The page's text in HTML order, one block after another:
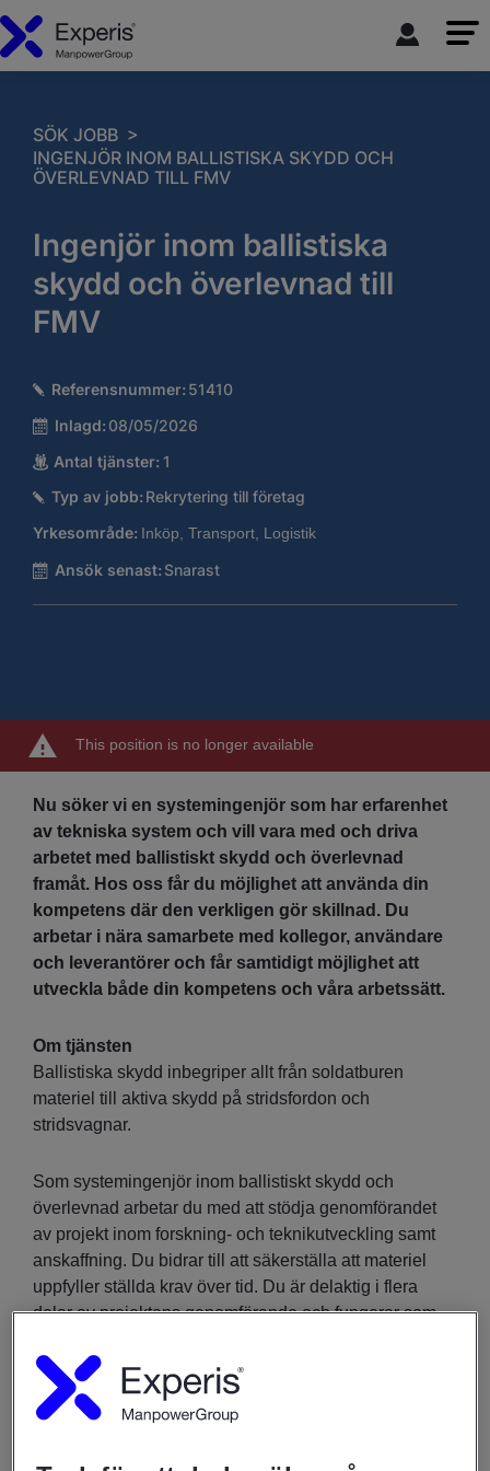
SÖK JOBB >
INGENJÖR INOM BALLISTISKA SKYDD OCH
ÖVERLEVNAD TILL FMV
Ingenjör inom ballistiska
skydd och överlevnad till
FMV
Referensnummer: 51410
Inlagd: 08/05/2026
Antal tjänster: 1
Typ av jobb: Rekrytering till företag
Yrkesområde: Inköp, Transport, Logistik
Ansök senast: Snarast
This position is no longer available
Nu söker vi en systemingenjör som har erfarenhet
av tekniska system och vill vara med och driva
arbetet med ballistiskt skydd och överlevnad
framåt. Hos oss får du möjlighet att använda din
kompetens där den verkligen gör skillnad. Du
arbetar i nära samarbete med kollegor, användare
och leverantörer och får samtidigt möjlighet att
utveckla både din kompetens och våra arbetssätt.
Om tjänsten
Ballistiska skydd inbegriper allt från soldatburen
materiel till aktiva skydd på stridsfordon och
stridsvagnar.
Som systemingenjör inom ballistiskt skydd och
överlevnad arbetar du med att stödja genomförandet
av projekt inom forskning- och teknikutveckling samt
anskaffning. Du bidrar till att säkerställa att materiel
uppfyller ställda krav över tid. Du är delaktig i flera
delar av projektens genomförande och fungerar som
produktledare.
Rollen innebär att du medverkar i planering av